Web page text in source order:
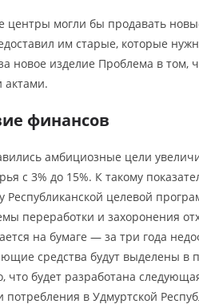
центры могли бы продавать
им старые, которые
новое изделие Проблема в том,
финансов
амбициозные цели
с 3% до 15%. К такому
Республиканской целевой
переработки и захоронения
на бумаге — за три года
средства будут выделены в
что будет разработана
потребления в Удмуртской